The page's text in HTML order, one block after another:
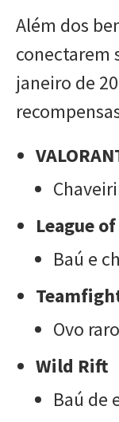
Além dos
conectarem
janeiro de
League
Baú e
Ovo
Wild Rift
Baú de